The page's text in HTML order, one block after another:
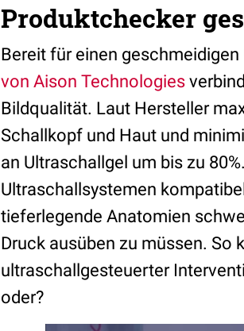
Produktchecker
Bereit für einen
von Aison Technologies
Bildqualität. Laut Hersteller
Schallkopf und Haut und
an Ultraschallgel um bis zu
Ultraschallsystemen
tieferlegende Anatomien
Druck ausüben zu müssen. So
ultraschallgesteuerter
oder?